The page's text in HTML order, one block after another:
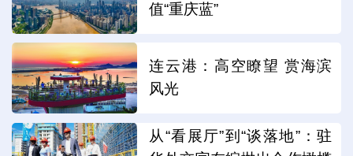
值“重庆蓝”
连云港：高空瞭望 赏海滨
风光
从“看展厅”到“谈落地”：驻